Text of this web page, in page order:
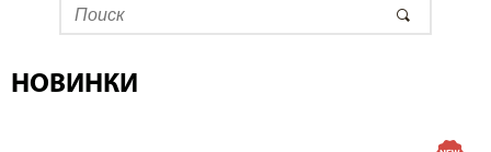
НОВИНКИ